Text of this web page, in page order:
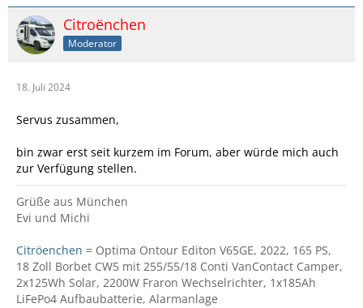
Citroënchen
Moderator
18. Juli 2024
Servus zusammen,
bin zwar erst seit kurzem im Forum, aber würde mich auch
zur Verfügung stellen.
Grüße aus München
Evi und Michi
Citröenchen = Optima Ontour Editon V65GE, 2022, 165 PS,
18 Zoll Borbet CW5 mit 255/55/18 Conti VanContact Camper,
2x125Wh Solar, 2200W Fraron Wechselrichter, 1x185Ah
LiFePo4 Aufbaubatterie, Alarmanlage